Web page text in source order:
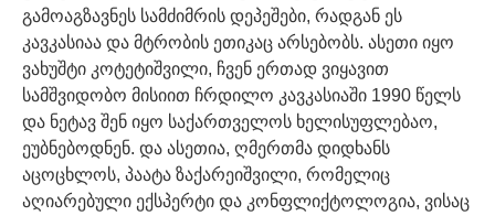
გამოაგზავნეს სამძიმრის დეპეშები, რადგან ეს
კავკასიაა და მტრობის ეთიკაც არსებობს. ასეთი იყო
ვახუშტი კოტეტიშვილი, ჩვენ ერთად ვიყავით
სამშვიდობო მისიით ჩრდილო კავკასიაში 1990 წელს
და ნეტავ შენ იყო საქართველოს ხელისუფლებაო,
ეუბნებოდნენ. და ასეთია, ღმერთმა დიდხანს
აცოცხლოს, პაატა ზაქარეიშვილი, რომელიც
აღიარებული ექსპერტი და კონფლიქტოლოგია, ვისაც